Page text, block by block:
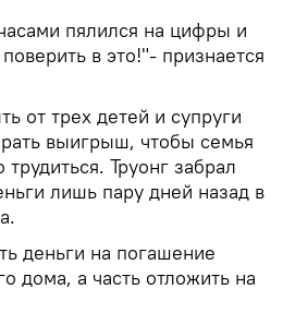
пялился на цифры и
в это!"- признается
от трех детей и супруги
выигрыш, чтобы семья
Труонг забрал
лишь пару дней назад в
деньги на погашение
дома, а часть отложить на